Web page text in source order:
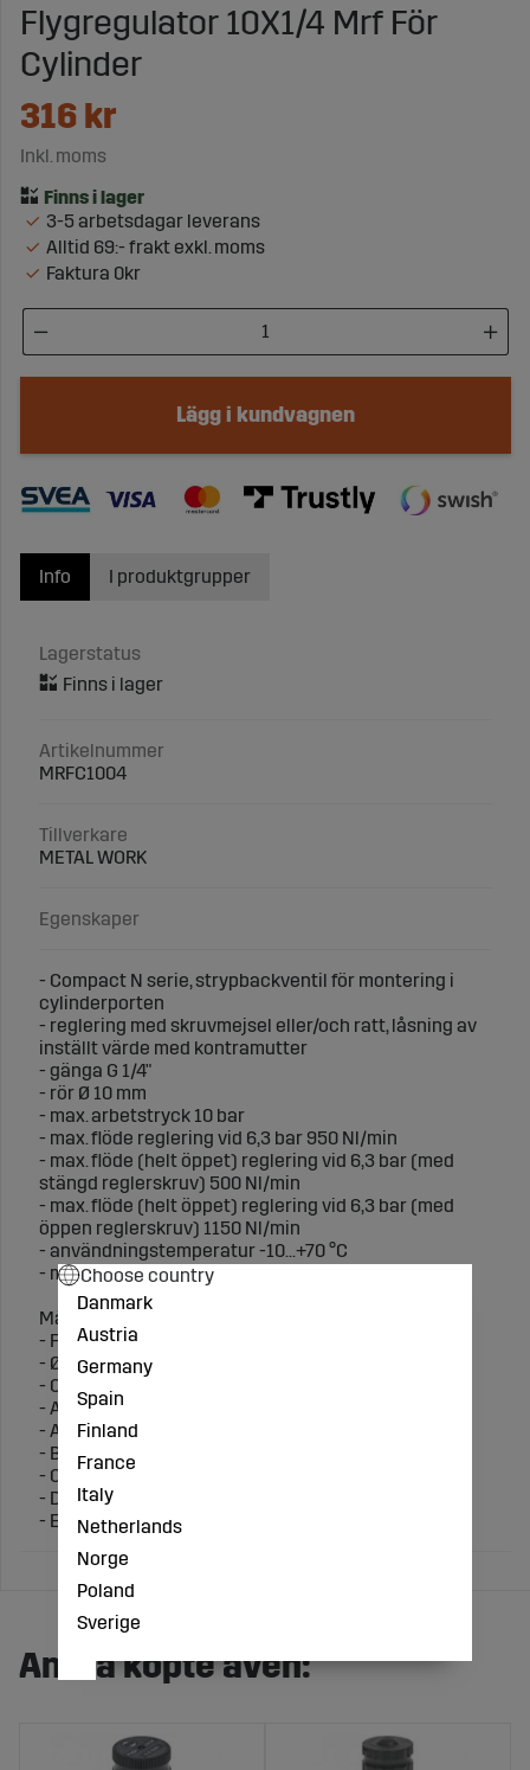
Flygregulator 10X1/4 Mrf För
Cylinder
316 kr
Inkl. moms
3-5 arbetsdagar leverans
Alltid 69:- frakt exkl. moms
Faktura 0kr
Lägg i kundvagnen
Info
Lagerstatus
Artikelnummer
MRFC1004
Tillverkare
METAL WORK
Egenskaper
- Compact N serie, strypbackventil för montering i
cylinderporten
- reglering med skruvmejsel eller/och ratt, låsning av
inställt värde med kontramutter
- gänga G 1/4"
- rör Ø 10 mm
- max. arbetstryck 10 bar
- max. flöde reglering vid 6,3 bar 950 Nl/min
- max. flöde (helt öppet) reglering vid 6,3 bar (med
stängd reglerskruv) 500 Nl/min
- max. flöde (helt öppet) reglering vid 6,3 bar (med
öppen reglerskruv) 1150 Nl/min
- användningstemperatur -10...+70 °C
- media: smord eller osmord filtrerad tryckluft
Mått (mm):
- F 1/4"
- Ø 10
- CH 15
- A min. 38,8
- A max. 43,7
- B 31,4
- C 8
- D 11,1
- E 16,5
I produktgrupper
Andra köpte även:
Choose country
Danmark
Austria
Germany
Spain
Finland
France
Italy
Netherlands
Norge
Poland
Sverige